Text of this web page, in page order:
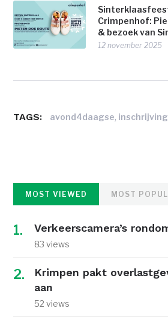
Crimpenhof:
& bezoek van
12 november 2025
TAGS: avond4daagse, inschrijving
MOST VIEWED MOST
Verkeerscamera’s
83 views
Krimpen pakt
aan
52 views